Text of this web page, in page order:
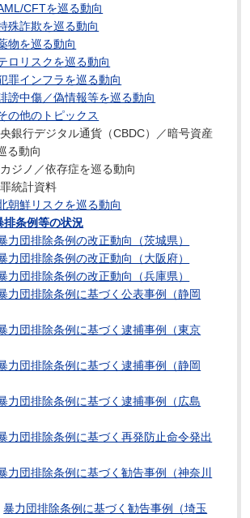
CFTを巡る動向
殊詐欺を巡る動向
物を巡る動向
ロリスクを巡る動向
罪インフラを巡る動向
謗中傷／偽情報等を巡る動向
の他のトピックス
央銀行デジタル通貨（CBDC）／暗号資産
る動向
カジノ／依存症を巡る動向
罪統計資料
朝鮮リスクを巡る動向
排条例等の状況
力団排除条例の改正動向（茨城県）
力団排除条例の改正動向（大阪府）
力団排除条例の改正動向（兵庫県）
力団排除条例に基づく公表事例（静岡
力団排除条例に基づく逮捕事例（東京
力団排除条例に基づく逮捕事例（静岡
力団排除条例に基づく逮捕事例（広島
力団排除条例に基づく再発防止命令発出
力団排除条例に基づく勧告事例（神奈川
暴力団排除条例に基づく勧告事例（埼玉